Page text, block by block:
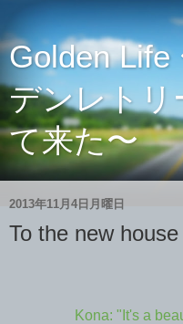
Golden Life
デンレトリ
て来た〜
2013年11月4日月曜日
To the new
Kona: "It's a